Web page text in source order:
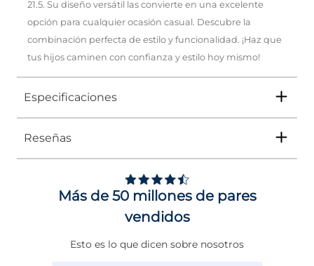
21.5. Su diseño versátil las convierte en una excelente
opción para cualquier ocasión casual. Descubre la
combinación perfecta de estilo y funcionalidad. ¡Haz que
tus hijos caminen con confianza y estilo hoy mismo!
Especificaciones
Tipo
Género Niño
DE 0 A 4 cms
NORMAL
Reseñas
Más de 50 millones de pares
vendidos
Esto es lo que dicen sobre nosotros